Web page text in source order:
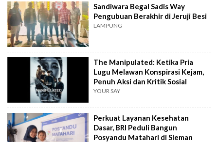
Sandiwara Begal Sadis Way
Pengubuan Berakhir di Jeruji Besi
LAMPUNG
The Manipulated: Ketika Pria
Lugu Melawan Konspirasi Kejam,
Penuh Aksi dan Kritik Sosial
YOUR SAY
Perkuat Layanan Kesehatan
Dasar, BRI Peduli Bangun
Posyandu Matahari di Sleman